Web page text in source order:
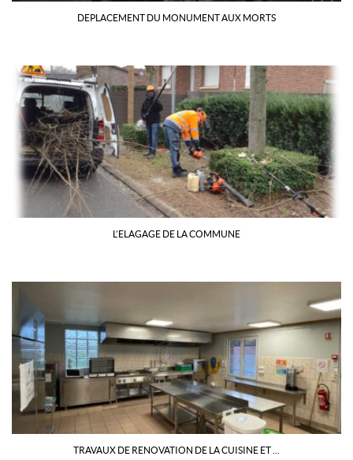
DEPLACEMENT DU MONUMENT AUX MORTS
L’ELAGAGE DE LA COMMUNE
TRAVAUX DE RENOVATION DE LA CUISINE ET ...